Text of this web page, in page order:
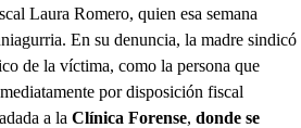
Laura Romero, quien esa semana
En su denuncia, la madre sindicó
de la víctima, como la persona que
por disposición fiscal
a la Clínica Forense, donde se